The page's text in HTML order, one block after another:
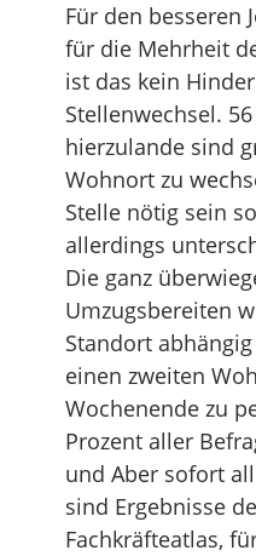
Für den besseren
für die Mehrheit
ist das kein
Stellenwechsel.
hierzulande sind
Wohnort zu
Stelle nötig sein
allerdings
Die ganz
Umzugsbereiten
Standort
einen zweiten
Wochenende zu
Prozent aller
und Aber sofort
sind Ergebnisse
Fachkräfteatlas,